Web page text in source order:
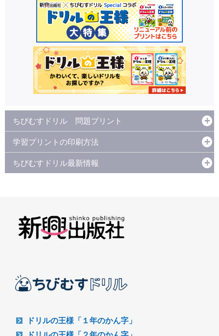
ちびむすドリル 問題プリント
学習プリントの印刷方法
ちびむすドリル最新情報
ドリルの王様「１年のかん字」